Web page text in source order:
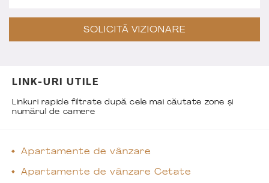
SOLICITĂ VIZIONARE
LINK-URI UTILE
Linkuri rapide filtrate după cele mai căutate zone și
numărul de camere
Apartamente de vânzare
Apartamente de vânzare Cetate